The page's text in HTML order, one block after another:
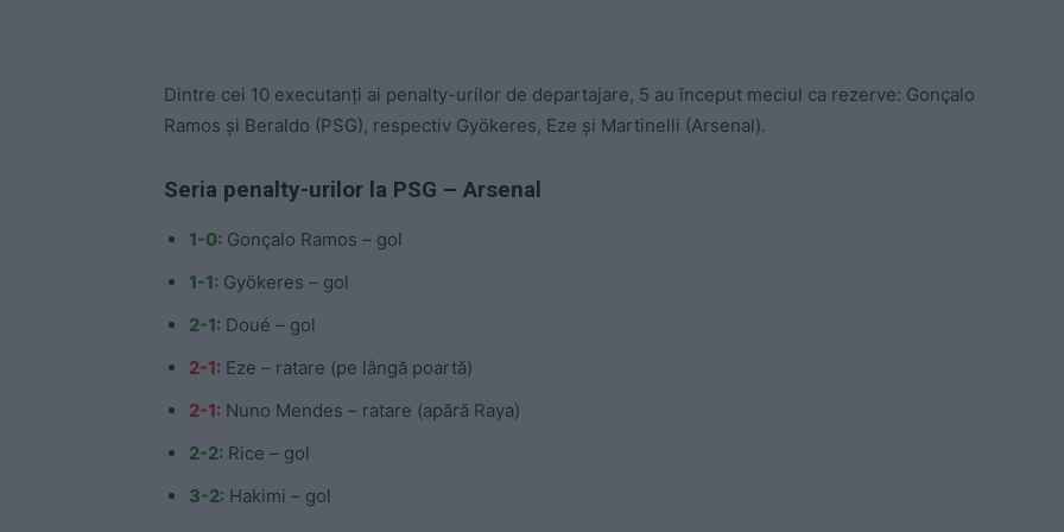
Dintre cei 10 executanți ai penalty-urilor de departajare, 5 au început meciul ca rezerve: Gonçalo
Ramos și Beraldo (PSG), respectiv Gyökeres, Eze și Martinelli (Arsenal).
Seria penalty-urilor la PSG – Arsenal
1-0: Gonçalo Ramos – gol
1-1: Gyökeres – gol
2-1: Doué – gol
2-1: Eze – ratare (pe lângă poartă)
2-1: Nuno Mendes – ratare (apără Raya)
2-2: Rice – gol
3-2: Hakimi – gol